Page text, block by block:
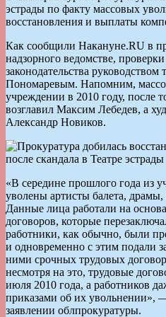
эстрады по факту массовых
восстановления и выплаты
Как сообщили Накануне.RU в
надзорного ведомстве,
законодательства
Пономаревым. Напомним,
учреждении в 2010 году, после
возглавил Максим Лебедев, а
Александр Новиков.
«В середине прошлого года из
уволены артисты балета, драмы,
Данные лица работали на
договоров, которые
работники, как обычно, были
и одновременно с этим подали
ними срочных трудовых
несмотря на это, трудовые
июля 2010 года, а работников
приказами об их увольнении»,
заявлении облпрокуратуры.